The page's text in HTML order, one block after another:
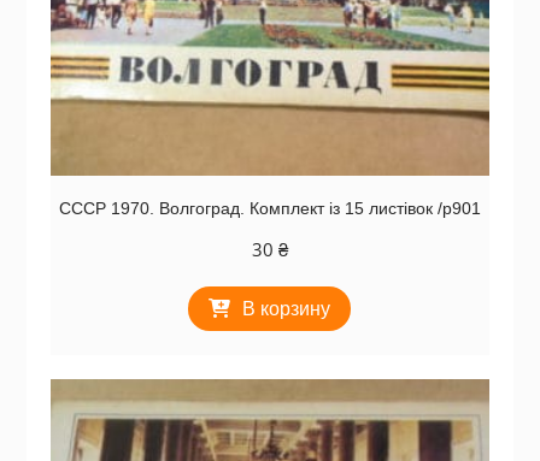
СССР 1970. Волгоград. Комплект із 15 листівок /р901
30 ₴
В корзину